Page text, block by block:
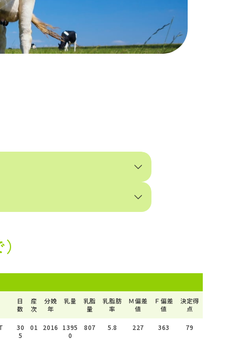
日
数
産
次
分娩
年
乳量
乳脂
量
乳脂肪
率
Ｍ偏差
値
Ｆ偏差
値
決定得
点
30
5
01 2016
1395
0
807 5.8 227 363 79